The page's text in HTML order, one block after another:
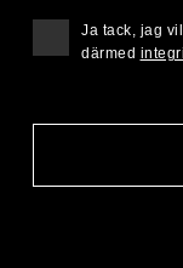
Ja tack, jag
därmed